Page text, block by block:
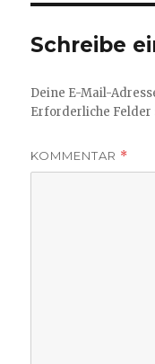
Schreibe
Deine E-Mail-
Erforderliche
KOMMENTAR *